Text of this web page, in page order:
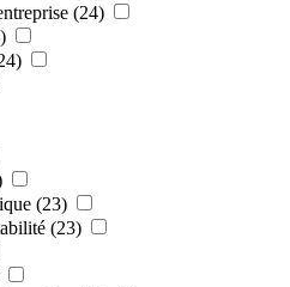
(24)
(23)
(23)